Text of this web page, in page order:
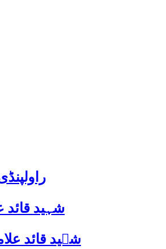
شہید قائد
شہید قائد علامہ عارف حسین